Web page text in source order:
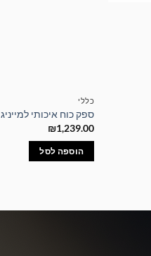
כללי
ספק כוח איכותי למייניג ZUMAX 1850W
₪1,239.00
הוספה לסל